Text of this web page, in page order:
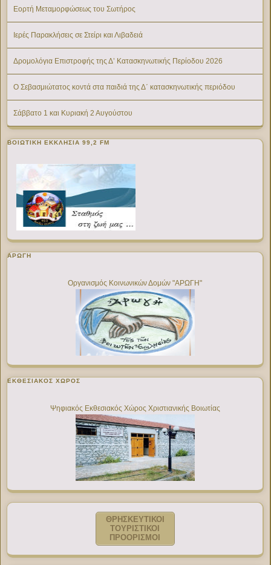
Εορτή Μεταμορφώσεως του Σωτήρος
Ιερές Παρακλήσεις σε Στείρι και Λιβαδειά
Δρομολόγια Επιστροφής της Δ’ Κατασκηνωτικής Περίοδου 2026
Ο Σεβασμιώτατος κοντά στα παιδιά της Δ΄ κατασκηνωτικής περιόδου
Σάββατο 1 και Κυριακή 2 Αυγούστου
ΒΟΙΩΤΙΚΉ ΕΚΚΛΗΣΊΑ 99,2 FM
ΑΡΩΓΗ
Οργανισμός Κοινωνικών Δομών "ΑΡΩΓΗ"
ΕΚΘΕΣΙΑΚΌΣ ΧΏΡΟΣ
Ψηφιακός Εκθεσιακός Χώρος Χριστιανικής Βοιωτίας
ΘΡΗΣΚΕΥΤΙΚΟΙ
ΤΟΥΡΙΣΤΙΚΟΙ
ΠΡΟΟΡΙΣΜΟΙ